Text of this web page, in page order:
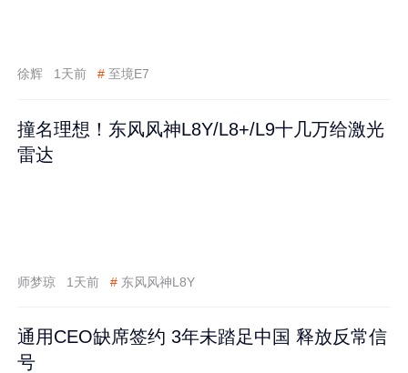
徐辉 1天前 # 至境E7
撞名理想！东风风神L8Y/L8+/L9十几万给激光
雷达
师梦琼 1天前 # 东风风神L8Y
通用CEO缺席签约 3年未踏足中国 释放反常信
号